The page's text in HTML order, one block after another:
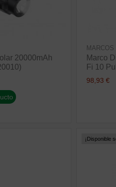
20000mAh
Marco
Fi 10
98,93 €
¡Disponible